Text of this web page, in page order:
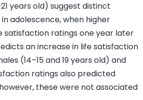
years old) suggest distinct
adolescence, when higher
satisfaction ratings one year later
an increase in life satisfaction
(14–15 and 19 years old) and
ratings also predicted
these were not associated